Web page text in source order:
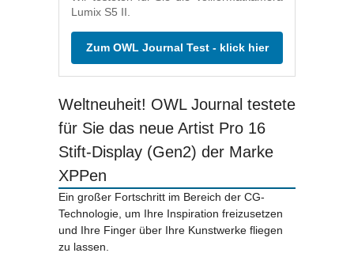
Lumix S5 II.
Zum OWL Journal Test - klick hier
Weltneuheit! OWL Journal testete
für Sie das neue Artist Pro 16
Stift-Display (Gen2) der Marke
XPPen
Ein großer Fortschritt im Bereich der CG-
Technologie, um Ihre Inspiration freizusetzen
und Ihre Finger über Ihre Kunstwerke fliegen
zu lassen.